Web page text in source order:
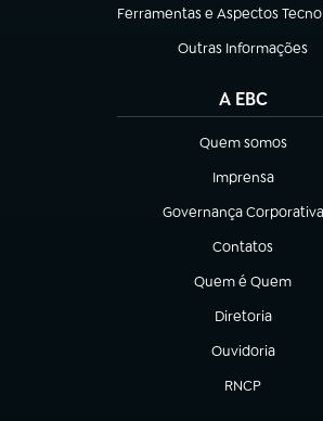
Ferramentas e Aspectos
(abre em nova aba)
Outras Informações
(abre em nova aba)
A EBC
Quem somos
(abre em nova aba)
Imprensa
(abre em nova
Governança Corporativa
(abre em nova aba)
Contatos
(abre em nova
Quem é Quem
(abre em nova aba)
Diretoria
(abre em nova
Ouvidoria
(abre em nova
RNCP
(abre em nova